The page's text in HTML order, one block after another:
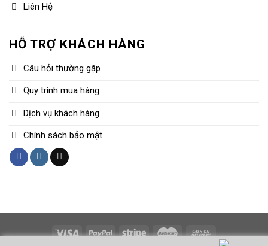
Liên Hệ
HỖ TRỢ KHÁCH HÀNG
Câu hỏi thường gặp
Quy trình mua hàng
Dịch vụ khách hàng
Chính sách bảo mật